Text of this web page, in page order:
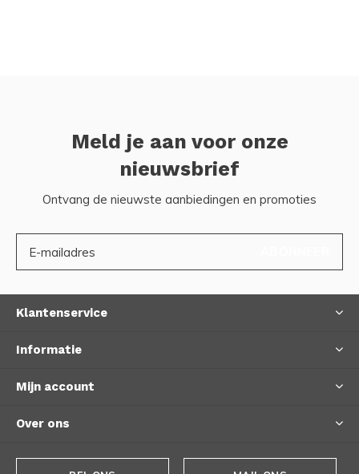
Meld je aan voor onze
nieuwsbrief
Ontvang de nieuwste aanbiedingen en promoties
Klantenservice
Informatie
Mijn account
Over ons